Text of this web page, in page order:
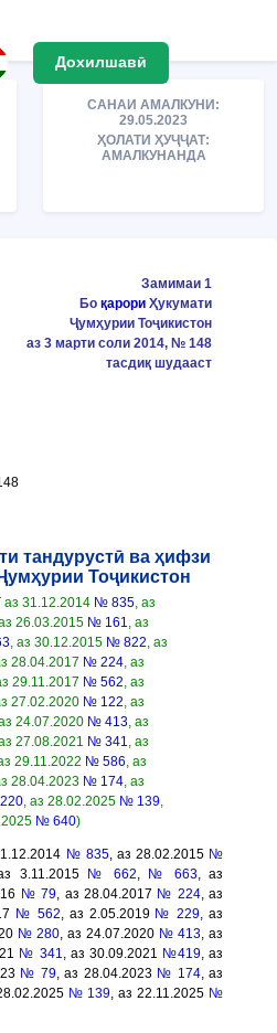
Дохилшавӣ
САНАИ АМАЛКУНИ:
29.05.2023
ҲОЛАТИ ҲУҶҶАТ:
АМАЛКУНАНДА
Замимаи 1
Бо қарори Ҳукумати
Ҷумҳурии Тоҷикистон
аз 3 марти соли 2014, № 148
тасдиқ шудааст
тандурустӣ ва ҳифзи
Тоҷикистон
аз 31.12.2014 № 835, аз
26.03.2015 № 161, аз
, аз 30.12.2015 № 822, аз
28.04.2017 № 224, аз
29.11.2017 № 562, аз
27.02.2020 № 122, аз
24.07.2020 № 413, аз
27.08.2021 № 341, аз
29.11.2022 № 586, аз
28.04.2023 № 174, аз
, аз 28.02.2025 № 139,
№ 640)
№ 835, аз 28.02.2015 №
3.11.2015 № 662, № 663, аз
№ 79, аз 28.04.2017 № 224, аз
№ 562, аз 2.05.2019 № 229, аз
№ 280, аз 24.07.2020 № 413, аз
№ 341, аз 30.09.2021 №419, аз
№ 79, аз 28.04.2023 № 174, аз
№ 139, аз 22.11.2025 №